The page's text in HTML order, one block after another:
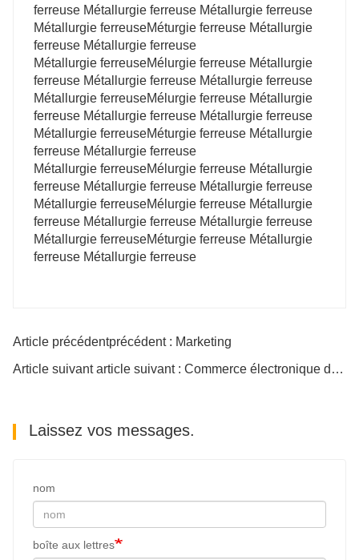
ferreuse Métallurgie ferreuse Métallurgie ferreuse
Métallurgie ferreuseMéturgie ferreuse Métallurgie
ferreuse Métallurgie ferreuse
Métallurgie ferreuseMélurgie ferreuse Métallurgie
ferreuse Métallurgie ferreuse Métallurgie ferreuse
Métallurgie ferreuseMélurgie ferreuse Métallurgie
ferreuse Métallurgie ferreuse Métallurgie ferreuse
Métallurgie ferreuseMéturgie ferreuse Métallurgie
ferreuse Métallurgie ferreuse
Métallurgie ferreuseMélurgie ferreuse Métallurgie
ferreuse Métallurgie ferreuse Métallurgie ferreuse
Métallurgie ferreuseMélurgie ferreuse Métallurgie
ferreuse Métallurgie ferreuse Métallurgie ferreuse
Métallurgie ferreuseMéturgie ferreuse Métallurgie
ferreuse Métallurgie ferreuse
Article précédentprécédent : Marketing
Article suivant article suivant : Commerce électronique de détail
Laissez vos messages.
nom
boîte aux lettres